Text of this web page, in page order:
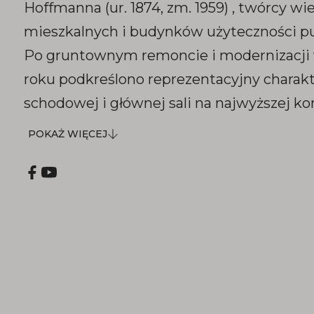
Hoffmanna (ur. 1874, zm. 1959) , twórcy
mieszkalnych i budynków użyteczności
Po gruntownym remoncie i modernizacji
roku podkreślono reprezentacyjny
schodowej i głównej sali na najwyższej
Reprezentacyjna sala przeznaczona na
stałą wystawę historyczną o dziejach
POKAŻ WIĘCEJ
Social
Media